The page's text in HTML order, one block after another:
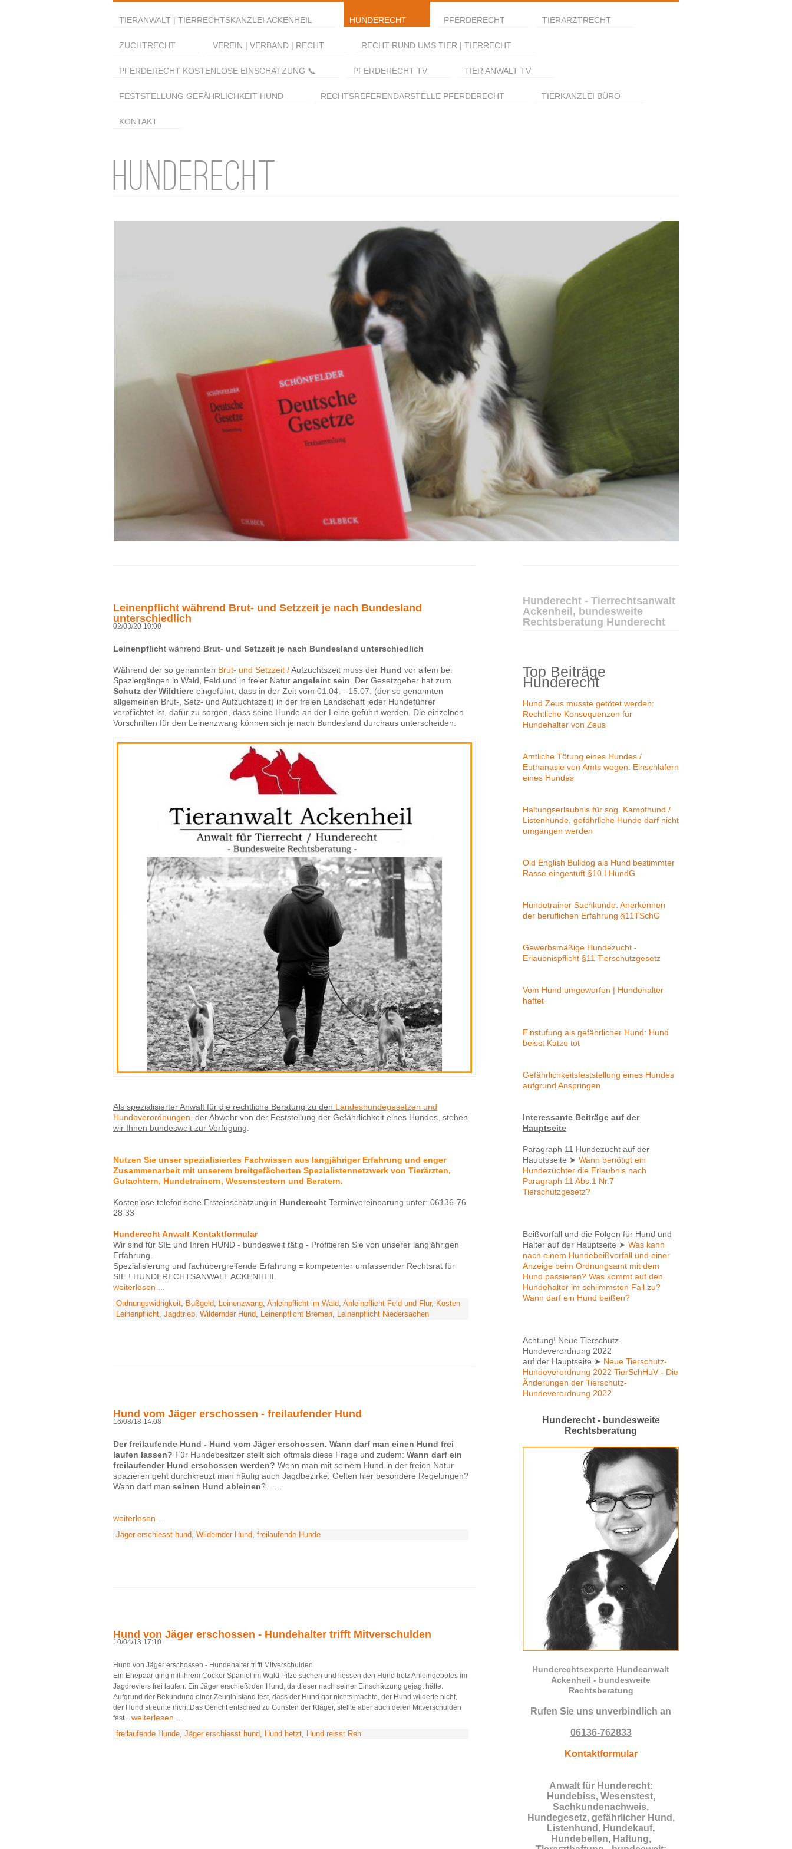
TIERANWALT | TIERRECHTSKANZLEI ACKENHEIL HUNDERECHT PFERDERECHT TIERARZTRECHT
ZUCHTRECHT VEREIN | VERBAND | RECHT RECHT RUND UMS TIER | TIERRECHT
PFERDERECHT KOSTENLOSE EINSCHÄTZUNG 📞 PFERDERECHT TV TIER ANWALT TV
FESTSTELLUNG GEFÄHRLICHKEIT HUND RECHTSREFERENDARSTELLE PFERDERECHT TIERKANZLEI BÜRO
KONTAKT
HUNDERECHT
Leinenpflicht während Brut- und Setzzeit je nach Bundesland
unterschiedlich
02/03/20 10:00
Leinenpflicht während Brut- und Setzzeit je nach Bundesland unterschiedlich
Während der so genannten Brut- und Setzzeit /Aufzuchtszeit muss der Hund vor allem bei
Spaziergängen in Wald, Feld und in freier Natur angeleint sein . Der Gesetzgeber hat zum
Schutz der Wildtiere eingeführt, dass in der Zeit vom 01.04. - 15.07. (der so genannten
allgemeinen Brut-, Setz- und Aufzuchtszeit) in der freien Landschaft jeder Hundeführer
verpflichtet ist, dafür zu sorgen, dass seine Hunde an der Leine geführt werden. Die einzelnen
Vorschriften für den Leinenzwang können sich je nach Bundesland durchaus unterscheiden.
Als spezialisierter Anwalt für die rechtliche Beratung zu den Landeshundegesetzen und
Hundeverordnungen, der Abwehr von der Feststellung der Gefährlichkeit eines Hundes, stehen
wir Ihnen bundesweit zur Verfügung
Nutzen Sie unser spezialisiertes Fachwissen aus langjähriger Erfahrung und enger
Zusammenarbeit mit unserem breitgefächerten Spezialistennetzwerk von Tierärzten,
Gutachtern, Hundetrainern, Wesenstestern und Beratern.
Kostenlose telefonische Ersteinschätzung in Hunderecht Terminvereinbarung unter: 06136-76
28 33
Hunderecht Anwalt Kontaktformular
Wir sind für SIE und Ihren HUND - bundesweit tätig - Profitieren Sie von unserer langjährigen
Erfahrung..
Spezialisierung und fachübergreifende Erfahrung = kompetenter umfassender Rechtsrat für
SIE ! HUNDERECHTSANWALT ACKENHEIL
weiterlesen ...
Ordnungswidrigkeit, Bußgeld, Leinenzwang, Anleinpflicht im Wald, Anleinpflicht Feld und Flur, Kosten
Leinenpflicht, Jagdtrieb, Wildernder Hund, Leinenpflicht Bremen, Leinenpflicht Niedersachen
Hund vom Jäger erschossen - freilaufender Hund
16/08/18 14:08
Der freilaufende Hund - Hund vom Jäger erschossen. Wann darf man einen Hund frei
laufen lassen? Für Hundebesitzer stellt sich oftmals diese Frage und zudem: Wann darf ein
freilaufender Hund erschossen werden? Wenn man mit seinem Hund in der freien Natur
spazieren geht durchkreuzt man häufig auch Jagdbezirke. Gelten hier besondere Regelungen?
Wann darf man seinen Hund ableinen?……
weiterlesen ...
Jäger erschiesst hund, Wildernder Hund, freilaufende Hunde
Hund von Jäger erschossen - Hundehalter trifft Mitverschulden
10/04/13 17:10
Hund von Jäger erschossen - Hundehalter trifft Mitverschulden
Ein Ehepaar ging mit ihrem Cocker Spaniel im Wald Pilze suchen und liessen den Hund trotz Anleingebotes im
Jagdreviers frei laufen. Ein Jäger erschießt den Hund, da dieser nach seiner Einschätzung gejagt hätte.
Aufgrund der Bekundung einer Zeugin stand fest, dass der Hund gar nichts machte, der Hund wilderte nicht,
der Hund streunte nicht.Das Gericht entschied zu Gunsten der Kläger, stellte aber auch deren Mitverschulden
fest....weiterlesen ...
freilaufende Hunde, Jäger erschiesst hund, Hund hetzt, Hund reisst Reh
Hunderecht - Tierrechtsanwalt
Ackenheil, bundesweite
Rechtsberatung Hunderecht
Top Beiträge
Hunderecht
Hund Zeus musste getötet werden:
Rechtliche Konsequenzen für
Hundehalter von Zeus
Amtliche Tötung eines Hundes /
Euthanasie von Amts wegen: Einschläfern
eines Hundes
Haltungserlaubnis für sog. Kampfhund /
Listenhunde, gefährliche Hunde darf nicht
umgangen werden
Old English Bulldog als Hund bestimmter
Rasse eingestuft §10 LHundG
Hundetrainer Sachkunde: Anerkennen
der beruflichen Erfahrung §11TSchG
Gewerbsmäßige Hundezucht -
Erlaubnispflicht §11 Tierschutzgesetz
Vom Hund umgeworfen | Hundehalter
haftet
Einstufung als gefährlicher Hund: Hund
beisst Katze tot
Gefährlichkeitsfeststellung eines Hundes
aufgrund Anspringen
Interessante Beiträge auf der
Hauptseite
Paragraph 11 Hundezucht auf der
Hauptsseite ➤ Wann benötigt ein
Hundezüchter die Erlaubnis nach
Paragraph 11 Abs.1 Nr.7
Tierschutzgesetz?
Beißvorfall und die Folgen für Hund und
Halter auf der Hauptseite ➤ Was kann
nach einem Hundebeißvorfall und einer
Anzeige beim Ordnungsamt mit dem
Hund passieren? Was kommt auf den
Hundehalter im schlimmsten Fall zu?
Wann darf ein Hund beißen?
Achtung! Neue Tierschutz-
Hundeverordnung 2022
auf der Hauptseite ➤ Neue Tierschutz-
Hundeverordnung 2022 TierSchHuV - Die
Änderungen der Tierschutz-
Hundeverordnung 2022
Hunderecht - bundesweite
Rechtsberatung
Hunderechtsexperte Hundeanwalt
Ackenheil - bundesweite
Rechtsberatung
Rufen Sie uns unverbindlich an
06136-762833
Kontaktformular
Anwalt für Hunderecht:
Hundebiss, Wesenstest,
Sachkundenachweis,
Hundegesetz, gefährlicher Hund,
Listenhund, Hundekauf,
Hundebellen, Haftung,